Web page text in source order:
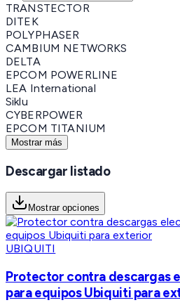
TRANSTECTOR
DITEK
POLYPHASER
CAMBIUM NETWORKS
DELTA
EPCOM POWERLINE
LEA International
Siklu
CYBERPOWER
EPCOM TITANIUM
Mostrar más
Descargar listado
Mostrar opciones
UBIQUITI
Protector contra descargas
para equipos Ubiquiti para